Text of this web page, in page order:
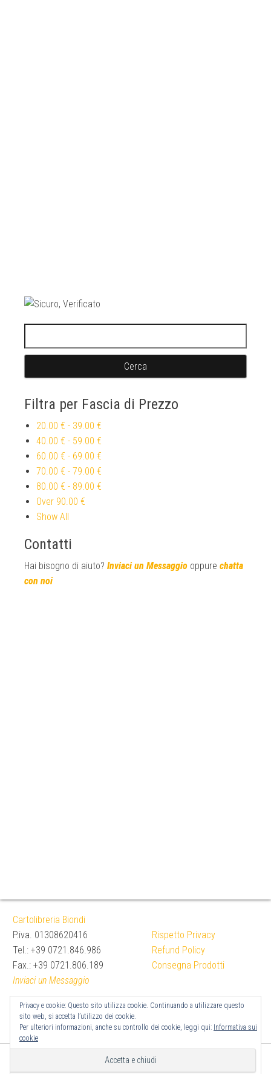
Filtra per Fascia di Prezzo
20.00 € - 39.00 €
40.00 € - 59.00 €
60.00 € - 69.00 €
70.00 € - 79.00 €
80.00 € - 89.00 €
Over 90.00 €
Show All
Contatti
Hai bisogno di aiuto? Inviaci un Messaggio oppure chatta
con noi
Cartolibreria Biondi
P.iva. 01308620416
Tel.: +39 0721.846.986
Fax.: +39 0721.806.189
Inviaci un Messaggio
Rispetto Privacy
Refund Policy
Consegna Prodotti
Proudly powered byWordPress
Privacy e cookie: Questo sito utilizza cookie. Continuando a utilizzare questo
sito web, si accetta l’utilizzo dei cookie.
Per ulteriori informazioni, anche su controllo dei cookie, leggi qui: Informativa sui
cookie